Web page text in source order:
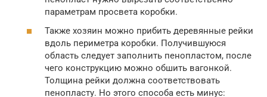
параметрам просвета коробки.
Также хозяин можно прибить деревянные рейки
вдоль периметра коробки. Получившуюся
область следует заполнить пенопластом, после
чего конструкцию можно обшить вагонкой.
Толщина рейки должна соответствовать
пенопласту. Но этого способа есть минус: